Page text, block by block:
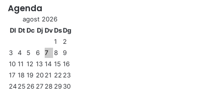
Agenda
agost 2026
Dl DtDc Dj DvDsDg
1
2
3
4 5 6 7 8
9
10 11 12 13 14 15 16
17 18 19 2021 22 23
2425 26 27 28 2930